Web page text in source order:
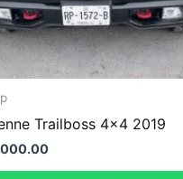
Trailboss 4×4 2019